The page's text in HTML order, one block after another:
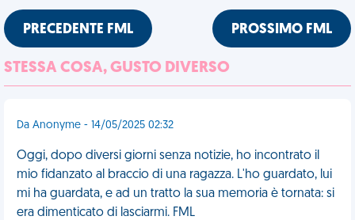
PRECEDENTE FML PROSSIMO FML
STESSA COSA, GUSTO DIVERSO
Da Anonyme - 14/05/2025 02:32
Oggi, dopo diversi giorni senza notizie, ho incontrato il
mio fidanzato al braccio di una ragazza. L'ho guardato, lui
mi ha guardata, e ad un tratto la sua memoria è tornata: si
era dimenticato di lasciarmi. FML